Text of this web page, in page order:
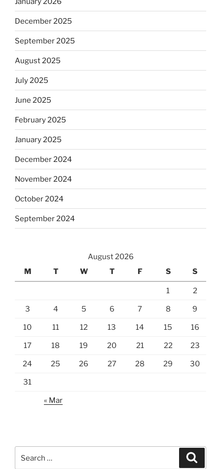
December 2025
September 2025
August 2025
July 2025
June 2025
February 2025
January 2025
December 2024
November 2024
October 2024
September 2024
August 2026
M
T W T F S S
1 2
3 4 5 6 7 8 9
10 11 12 13 14 15 16
17 18 19 20 21 22 23
24 25 26 27 28 29 30
31
« Mar
for: